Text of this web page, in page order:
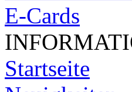
E-Cards
Startseite